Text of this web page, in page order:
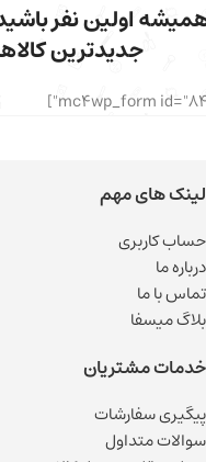
اولین نفر
جدیدترین
لینک های مهم
حساب کاربری
درباره ما
تماس با ما
بلاگ میسفا
خدمات مشتریان
پیگیری سفارشات
سوالات متداول